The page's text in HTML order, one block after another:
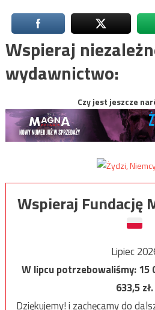
Wspieraj
wydawnictwo:
Czy jest jeszcze
Wspieraj Fundację
Lipiec
W lipcu potrzebowaliśmy:15
633,5zł.
Dziękujemy! i zachęcamy do